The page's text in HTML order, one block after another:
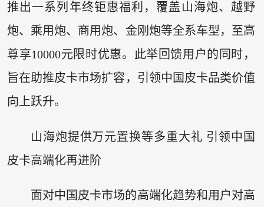
推出一系列年终钜惠福利，覆盖山海炮、越野
炮、乘用炮、商用炮、金刚炮等全系车型，至高
尊享10000元限时优惠。此举回馈用户的同时，
旨在助推皮卡市场扩容，引领中国皮卡品类价值
向上跃升。
山海炮提供万元置换等多重大礼 引领中国
皮卡高端化再进阶
面对中国皮卡市场的高端化趋势和用户对高